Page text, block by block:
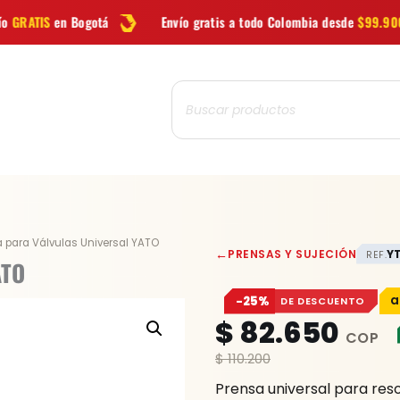
Envío gratis a todo Colombia desde$99.900 Las
Búsqueda
de
productos
para Válvulas Universal YATO
←PRENSAS Y SUJECIÓN REF.
−25% DE DESCUENTO
$110.200
$ 82.650
Prensa universal para
para
Válvulas
Universal
YATO
cantidad